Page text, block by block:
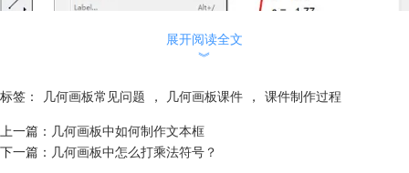
展开阅读全文
︾
标签： 几何画板常见问题 ， 几何画板课件 ， 课件制作过程
上一篇： 几何画板中如何制作文本框
下一篇： 几何画板中怎么打乘法符号？